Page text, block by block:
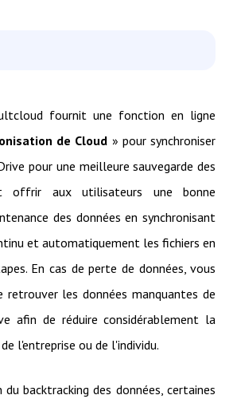
fournit une fonction en ligne
de Cloud » pour synchroniser
pour une meilleure sauvegarde des
offrir aux utilisateurs une bonne
des données en synchronisant
et automatiquement les fichiers en
En cas de perte de données, vous
retrouver les données manquantes de
afin de réduire considérablement la
l'entreprise ou de l'individu.
backtracking des données, certaines